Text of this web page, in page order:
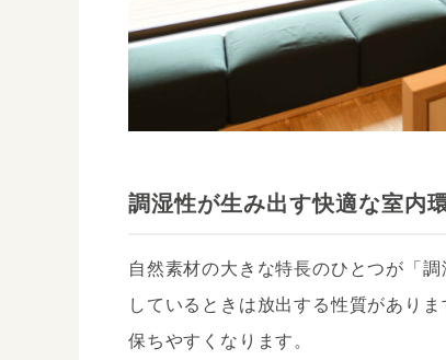
調湿性が生み出す快適な室内
自然素材の大きな特長のひとつが「
しているときは放出する性質があり
保ちやすくなります。